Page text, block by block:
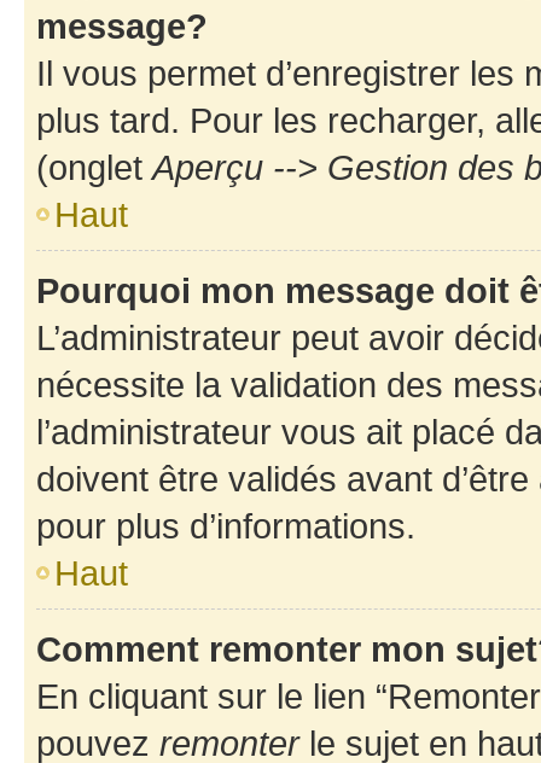
message?
Il vous permet d’enregistrer
plus tard. Pour les recharger,
(ongletAperçu --> Gestion des
Haut
Pourquoi mon message doit
L’administrateur peut avoir
nécessite la validation des
l’administrateur vous ait placé
doivent être validés avant
pour plus d’informations.
Haut
Comment remonter mon
En cliquant sur le lien
pouvez remonterle sujet en